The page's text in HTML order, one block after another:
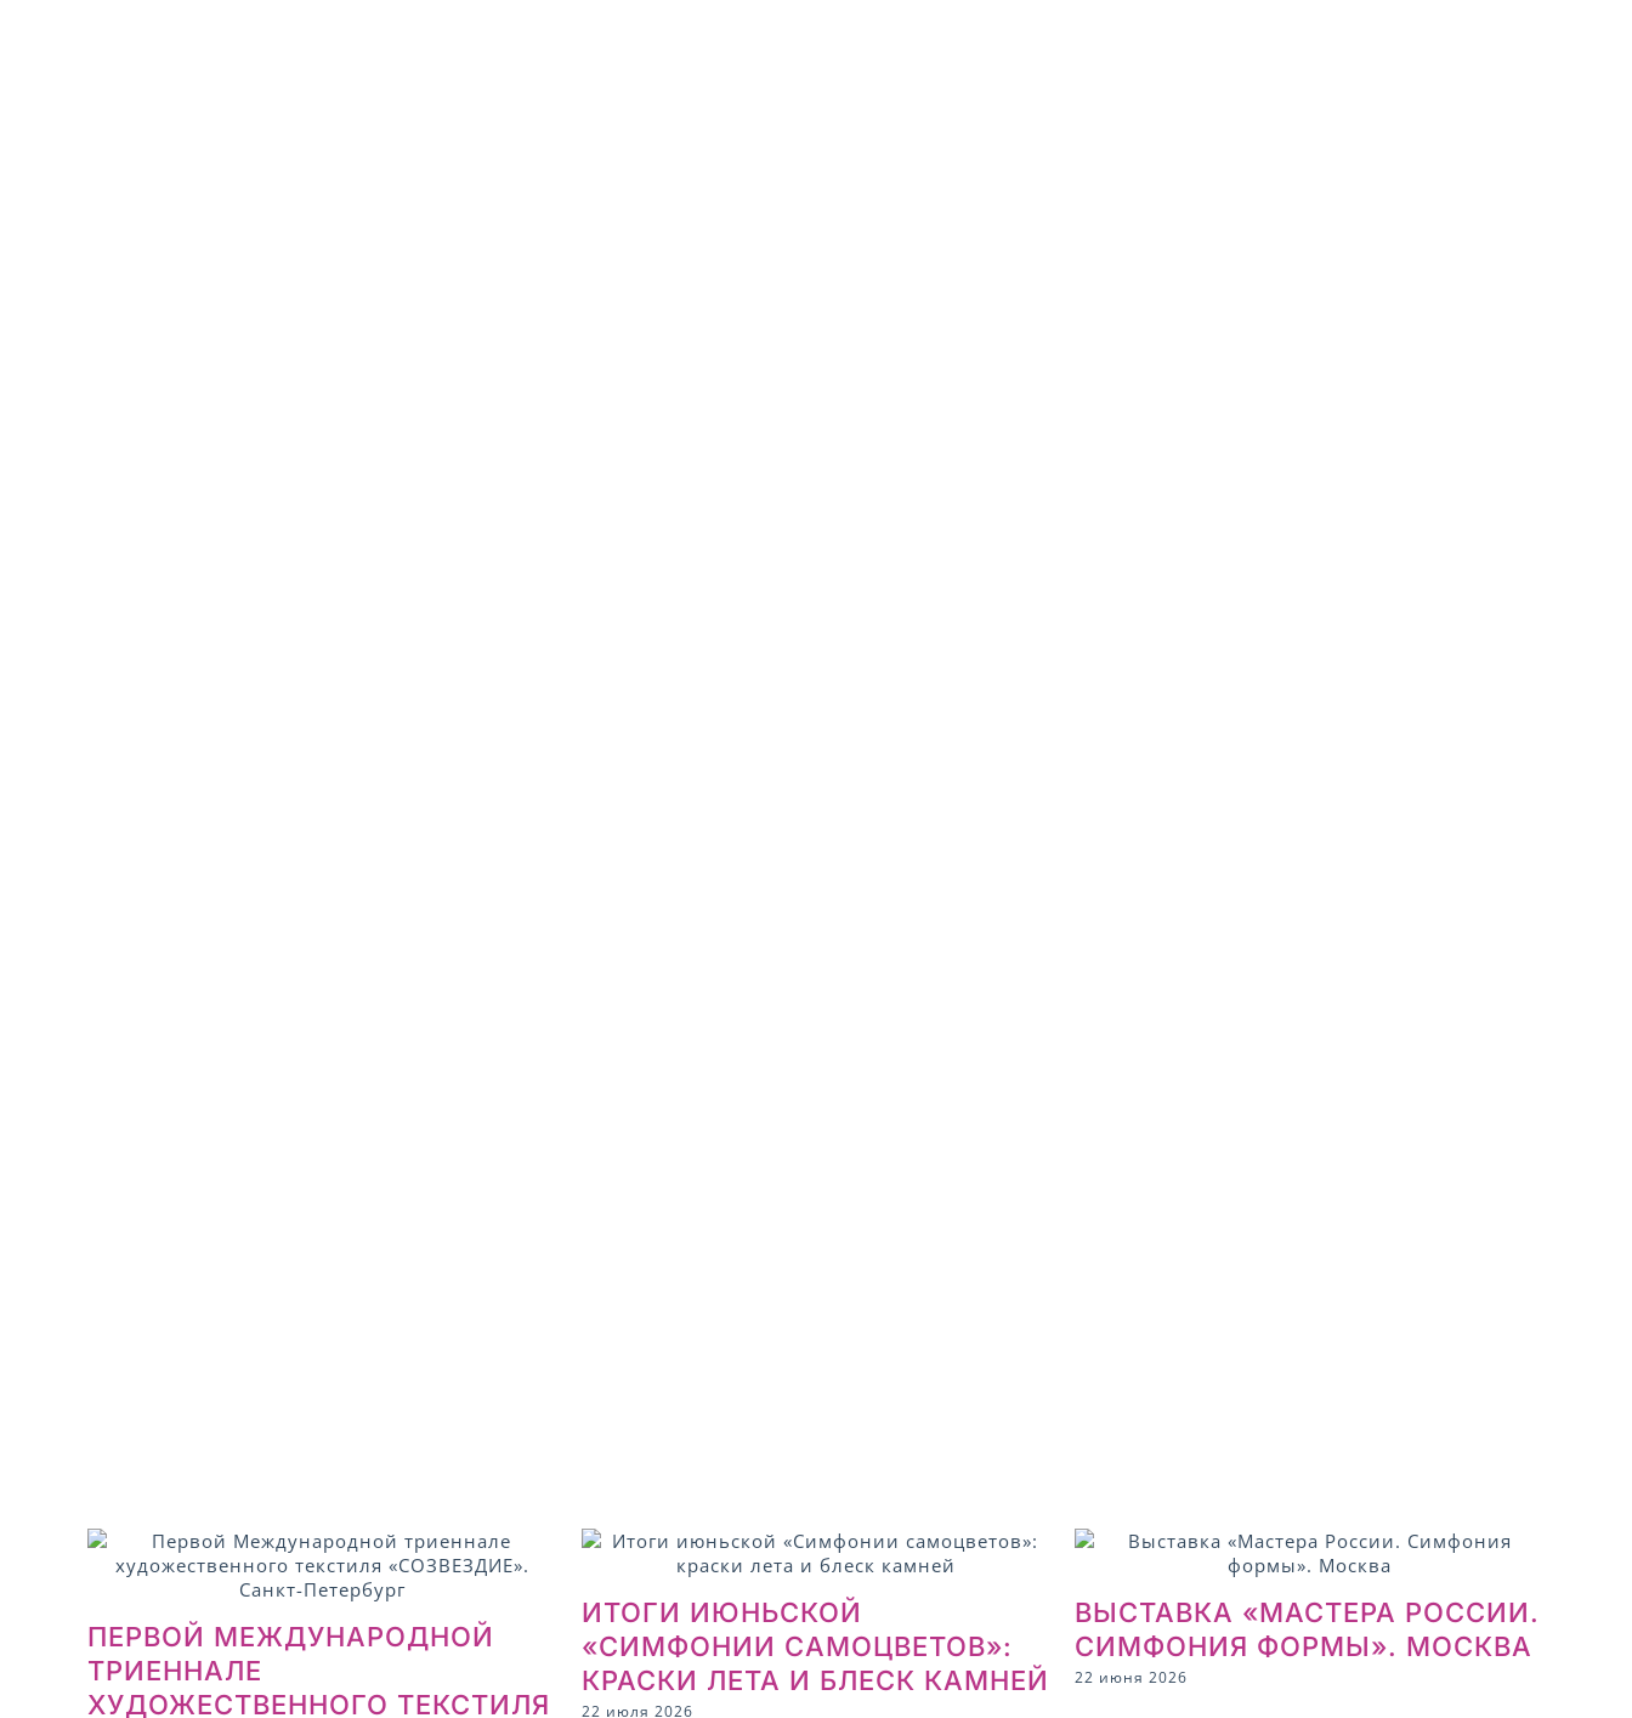
ПЕРВОЙ МЕЖДУНАРОДНОЙ
ТРИЕННАЛЕ
ХУДОЖЕСТВЕННОГО ТЕКСТИЛЯ
ИТОГИ ИЮНЬСКОЙ
«СИМФОНИИ САМОЦВЕТОВ»:
КРАСКИ ЛЕТА И БЛЕСК КАМНЕЙ
22 июля 2026
ВЫСТАВКА «МАСТЕРА РОССИИ.
СИМФОНИЯ ФОРМЫ». МОСКВА
22 июня 2026